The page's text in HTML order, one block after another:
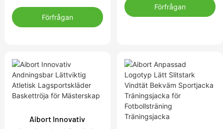
Sportkläder Baskettröja
för Fitness
Förfrågan
Baskettröja för Tävling
Förfrågan
Aibort Innovativ